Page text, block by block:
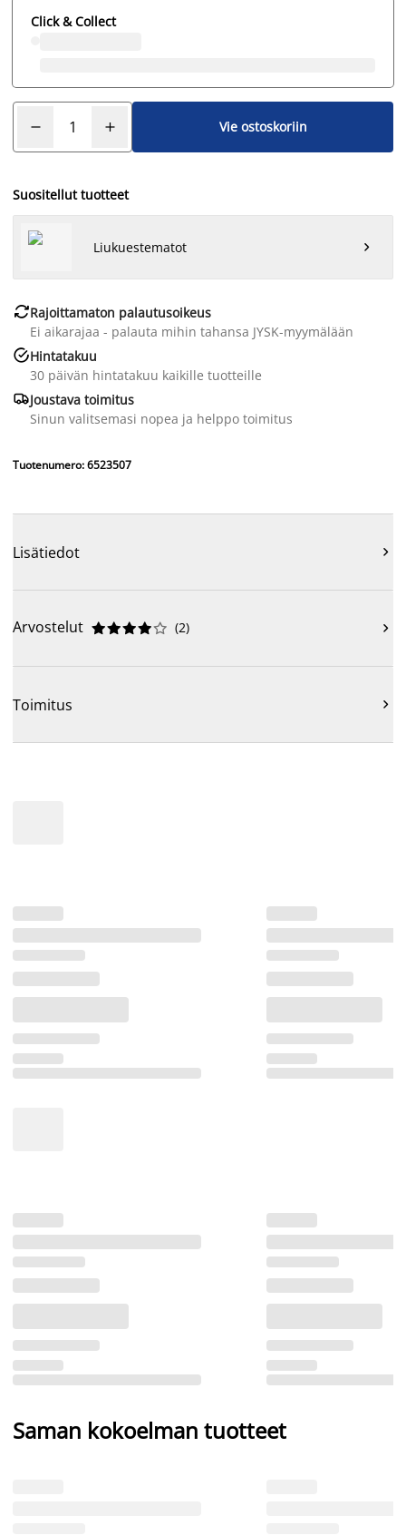
Click & Collect
Vie ostoskoriin
Suositellut tuotteet
Liukuestematot 
Rajoittamaton palautusoikeus
Ei aikarajaa - palauta mihin tahansa JYSK-myymälään
Hintatakuu
30 päivän hintatakuu kaikille tuotteille
Joustava toimitus
Sinun valitsemasi nopea ja helppo toimitus
Tuotenumero: 6523507
Lisätiedot 
Arvostelut 




 (2) 
Toimitus 
Saman kokoelman tuotteet